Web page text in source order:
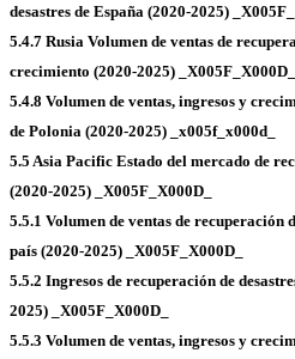
desastres de España (2020-2025)
5.4.7 Rusia Volumen de ventas de
crecimiento (2020-2025) _X005F_X000D_
5.4.8 Volumen de ventas, ingresos y
de Polonia (2020-2025) _x005f_x000d_
5.5 Asia Pacific Estado del mercado de
(2020-2025) _X005F_X000D_
5.5.1 Volumen de ventas de recuperación
país (2020-2025) _X005F_X000D_
5.5.2 Ingresos de recuperación de
2025) _X005F_X000D_
5.5.3 Volumen de ventas, ingresos y